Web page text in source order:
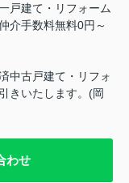
戸建て・リフォーム
介手数料無料0円～
中古戸建て・リフォ
きいたします。(岡
わせ